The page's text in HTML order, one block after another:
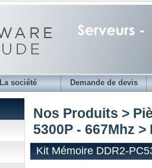
La société Demande de devis
Nos Produits >
5300P - 667Mhz >
Kit Mémoire DDR2-